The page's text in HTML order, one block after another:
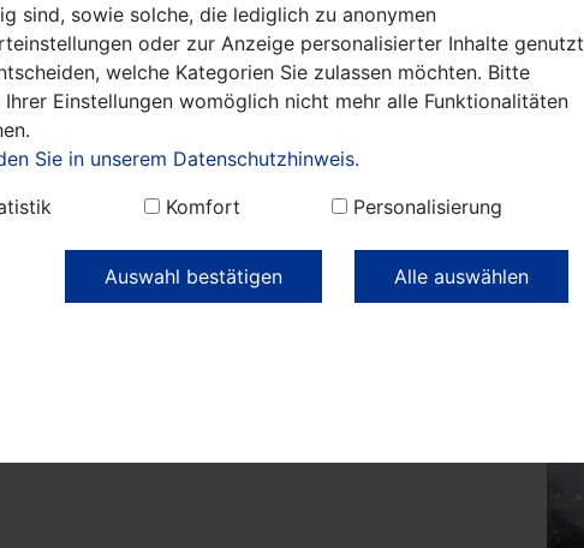
sind, sowie solche, die lediglich zu anonymen
oder zur Anzeige personalisierter Inhalte genutzt
welche Kategorien Sie zulassen möchten. Bitte
Ihrer Einstellungen womöglich nicht mehr alle Funktionalitäten
Sie in unserem Datenschutzhinweis.
Komfort Personalisierung
Auswahl bestätigen Alle auswählen
Sonstige Zivilgesellschaft Lokale Nachrichten